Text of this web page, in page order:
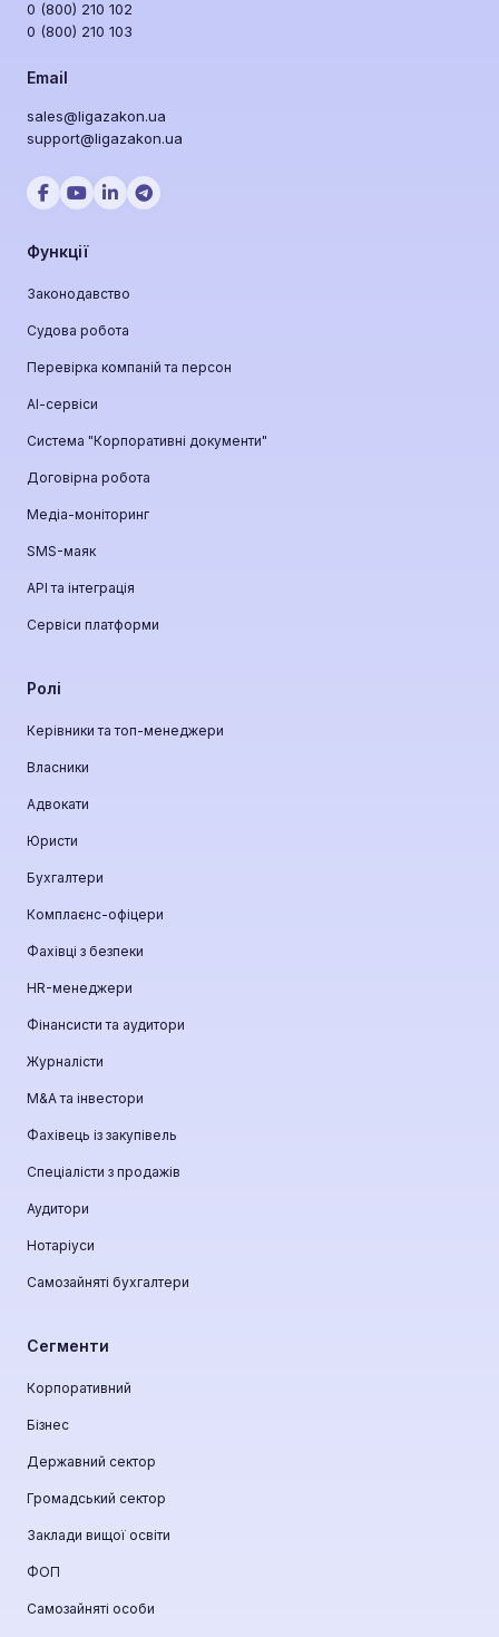
0 (800) 210 102
0 (800) 210 103
Email
sales@ligazakon.ua
support@ligazakon.ua
Функції
Законодавство
Судова робота
Перевірка компаній та персон
АІ-сервіси
Система "Корпоративні документи"
Договірна робота
Медіа-моніторинг
SMS-маяк
API та інтеграція
Сервіси платформи
Ролі
Керівники та топ-менеджери
Власники
Адвокати
Юристи
Бухгалтери
Комплаєнс-офіцери
Фахівці з безпеки
HR-менеджери
Фінансисти та аудитори
Журналісти
М&A та інвестори
Фахівець із закупівель
Спеціалісти з продажів
Аудитори
Нотаріуси
Самозайняті бухгалтери
Сегменти
Корпоративний
Бізнес
Державний сектор
Громадський сектор
Заклади вищої освіти
ФОП
Самозайняті особи